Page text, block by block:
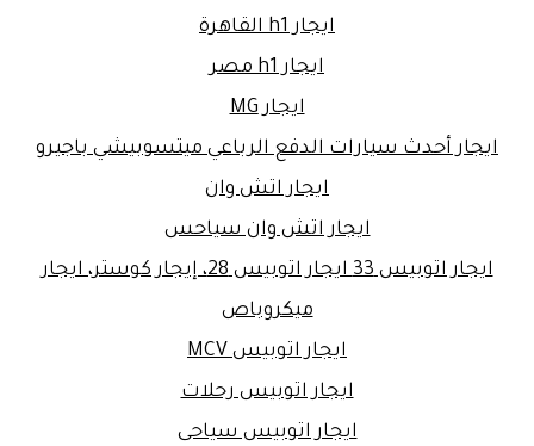
ايجار h1 القاهرة
ايجار h1 مصر
ايجار MG
ايجار أحدث سيارات الدفع الرباعي ميتسوبيشي باجيرو
ايجار اتش وان
ايجار اتش وان سياحس
ايجار اتوبيس 33 ايجار اتوبيس 28، إيجار كوستر، ايجار
ميكروباص
ايجار اتوبيس MCV
ايجار اتوبيس رحلات
ايجار اتوبيس سياحى